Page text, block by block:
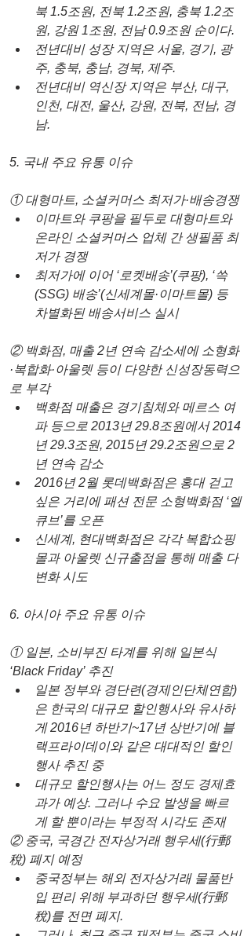
북 1.5조원, 전북 1.2조원, 충북 1.2조
원, 강원 1조원, 전남 0.9조원 순이다.
전년대비 성장 지역은 서울, 경기, 광
주, 충북, 충남, 경북, 제주.
전년대비 역신장 지역은 부산, 대구,
인천, 대전, 울산, 강원, 전북, 전남, 경
남.
5. 국내 주요 유통 이슈
① 대형마트, 소셜커머스 최저가·배송경쟁
이마트와 쿠팡을 필두로 대형마트와
온라인 소셜커머스 업체 간 생필품 최
저가 경쟁
최저가에 이어 ‘로켓배송’(쿠팡), ‘쓱
(SSG) 배송’(신세계몰·이마트몰) 등
차별화된 배송서비스 실시
② 백화점, 매출 2년 연속 감소세에 소형화
·복합화·아울렛 등이 다양한 신성장동력으
로 부각
백화점 매출은 경기침체와 메르스 여
파 등으로 2013년 29.8조원에서 2014
년 29.3조원, 2015년 29.2조원으로 2
년 연속 감소
2016년 2월 롯데백화점은 홍대 걷고
싶은 거리에 패션 전문 소형백화점 ‘엘
큐브’를 오픈
신세계, 현대백화점은 각각 복합쇼핑
몰과 아울렛 신규출점을 통해 매출 다
변화 시도
6. 아시아 주요 유통 이슈
① 일본, 소비부진 타계를 위해 일본식
‘Black Friday’ 추진
일본 정부와 경단련(경제인단체연합)
은 한국의 대규모 할인행사와 유사하
게 2016년 하반기~17년 상반기에 블
랙프라이데이와 같은 대대적인 할인
행사 추진 중
대규모 할인행사는 어느 정도 경제효
과가 예상. 그러나 수요 발생을 빠르
게 할 뿐이라는 부정적 시각도 존재
② 중국, 국경간 전자상거래 행우세(行郵
稅) 폐지 예정
중국정부는 해외 전자상거래 물품반
입 편리 위해 부과하던 행우세(行郵
稅)를 전면 폐지.